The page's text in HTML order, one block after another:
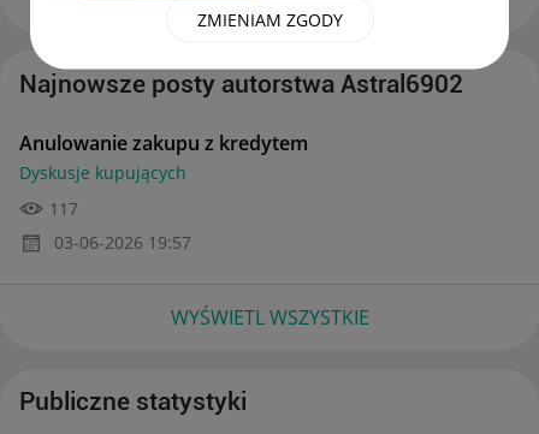
ZMIENIAM ZGODY
Najnowsze posty autorstwa Astral6902
Anulowanie zakupu z kredytem
Dyskusje kupujących
117
‎03-06-2026 19:57
WYŚWIETL WSZYSTKIE
Publiczne statystyki